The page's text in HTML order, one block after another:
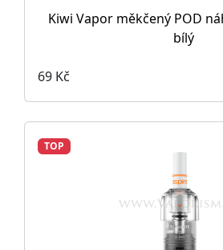
Kiwi Vapor měkčený POD
bílý
69 Kč
TOP